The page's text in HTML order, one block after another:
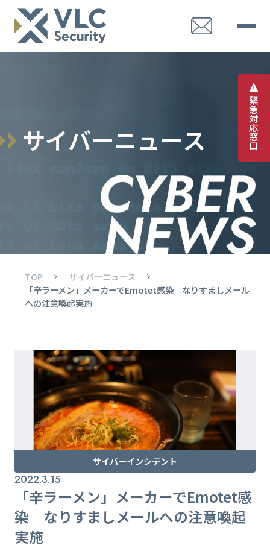
緊
急
対
応
窓
口
サイバーニュース
TOP
サイバーニュース
「辛ラーメン」メーカーでEmotet感染 なりすましメール
への注意喚起実施
サイバーインシデント
2022.3.15
「辛ラーメン」メーカーでEmotet感
染 なりすましメールへの注意喚起
実施